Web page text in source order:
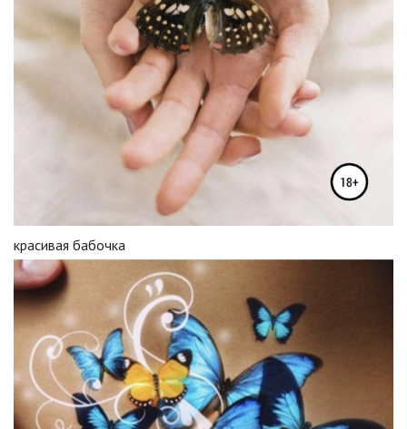
красивая бабочка